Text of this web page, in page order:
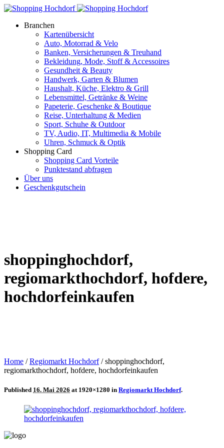
Branchen
Kartenübersicht
Auto, Motorrad & Velo
Banken, Versicherungen & Treuhand
Bekleidung, Mode, Stoff & Accessoires
Gesundheit & Beauty
Handwerk, Garten & Blumen
Haushalt, Küche, Elektro & Grill
Lebensmittel, Getränke & Weine
Papeterie, Geschenke & Boutique
Reise, Unterhaltung & Medien
Sport, Schuhe & Outdoor
TV, Audio, IT, Multimedia & Mobile
Uhren, Schmuck & Optik
Shopping Card
Shopping Card Vorteile
Punktestand abfragen
Über uns
Geschenkgutschein
shoppinghochdorf,
regiomarkthochdorf, hofdere,
hochdorfeinkaufen
Home /Regiomarkt Hochdorf /shoppinghochdorf,
regiomarkthochdorf, hofdere, hochdorfeinkaufen
Published 16. Mai 2026 at 1920×1280 in Regiomarkt Hochdorf.